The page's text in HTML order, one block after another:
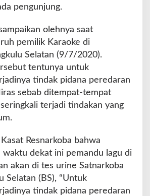
a
u
a
l
S
e
u
a
s
W
a
j
pengunjung.
olehnya saat
pemilik Karaoke di
Selatan (9/7/2020).
tentunya untuk
tindak pidana peredaran
sebab ditempat-tempat
terjadi tindakan yang
Resnarkoba bahwa
waktu dekat ini pemandu lagu di
akan di tes urine Satnarkoba
Selatan (BS), “Untuk
tindak pidana peredaran